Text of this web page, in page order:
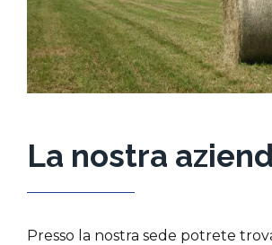
La nostra
Presso la nostra sede potrete